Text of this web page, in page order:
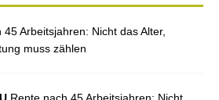
45 Arbeitsjahren: Nicht das Alter,
muss zählen